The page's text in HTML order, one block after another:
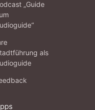
„Guide
als